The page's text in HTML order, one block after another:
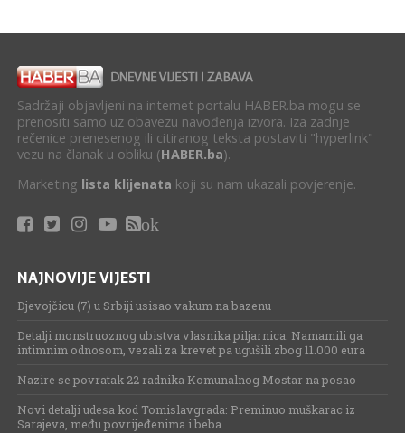
Sadržaji objavljeni na internet portalu HABER.ba mogu se
prenositi samo uz obavezu navođenja izvora. Iza zadnje
rečenice prenesenog ili citiranog teksta postaviti "hyperlink"
vezu na članak u obliku (HABER.ba).
Marketing lista klijenata koji su nam ukazali povjerenje.
ok
NAJNOVIJE VIJESTI
Djevojčicu (7) u Srbiji usisao vakum na bazenu
Detalji monstruoznog ubistva vlasnika piljarnica: Namamili ga
intimnim odnosom, vezali za krevet pa ugušili zbog 11.000 eura
Nazire se povratak 22 radnika Komunalnog Mostar na posao
Novi detalji udesa kod Tomislavgrada: Preminuo muškarac iz
Sarajeva, među povrijeđenima i beba